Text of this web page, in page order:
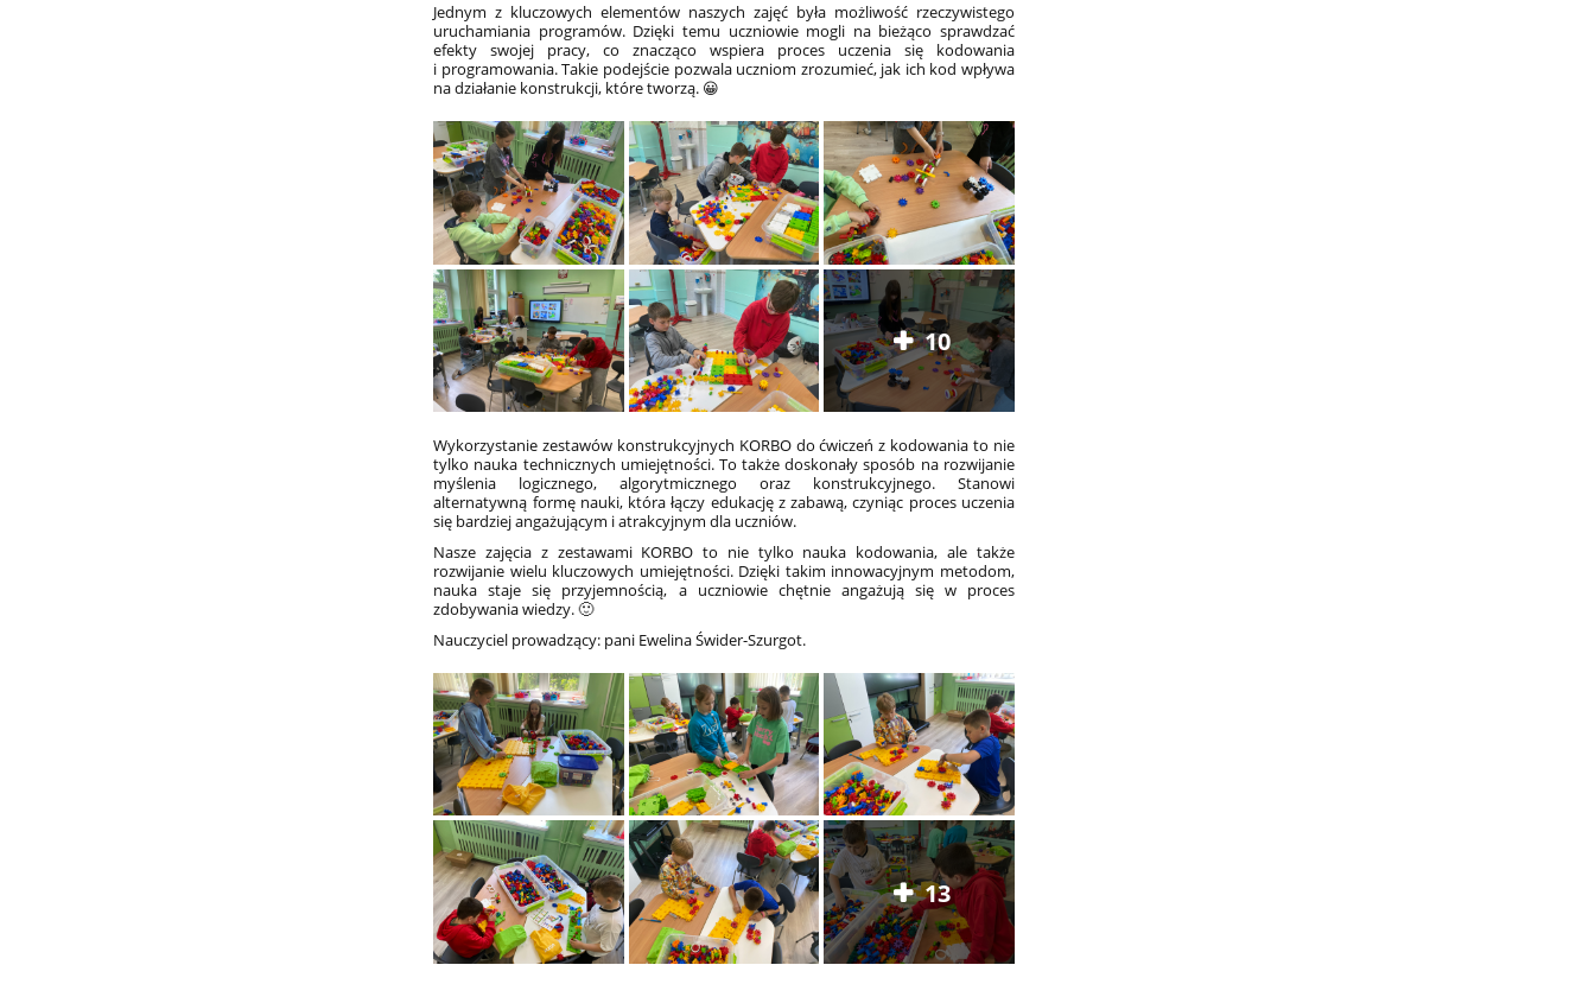
Jednym z kluczowych elementów naszych zajęć była możliwość rzeczywistego
uruchamiania programów. Dzięki temu uczniowie mogli na bieżąco sprawdzać
efekty swojej pracy, co znacząco wspiera proces uczenia się kodowania
i programowania. Takie podejście pozwala uczniom zrozumieć, jak ich kod wpływa
na działanie konstrukcji, które tworzą. 😀
10
Wykorzystanie zestawów konstrukcyjnych KORBO do ćwiczeń z kodowania to nie
tylko nauka technicznych umiejętności. To także doskonały sposób na rozwijanie
myślenia logicznego, algorytmicznego oraz konstrukcyjnego. Stanowi
alternatywną formę nauki, która łączy edukację z zabawą, czyniąc proces uczenia
się bardziej angażującym i atrakcyjnym dla uczniów.
Nasze zajęcia z zestawami KORBO to nie tylko nauka kodowania, ale także
rozwijanie wielu kluczowych umiejętności. Dzięki takim innowacyjnym metodom,
nauka staje się przyjemnością, a uczniowie chętnie angażują się w proces
zdobywania wiedzy. 🙂
Nauczyciel prowadzący: pani Ewelina Świder-Szurgot.
13